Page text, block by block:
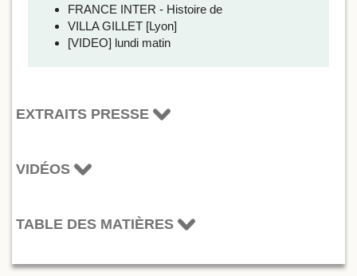
FRANCE INTER - Histoire de
VILLA GILLET [Lyon]
[VIDEO] lundi matin
EXTRAITS PRESSE
VIDÉOS
TABLE DES MATIÈRES